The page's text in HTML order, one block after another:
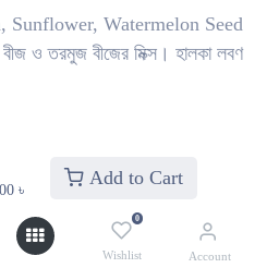
৳
Add to Cart
0
Wishlist Account
Sunflower, Watermelon Seed
ও তরমুজ বীজের মিক্স। হালকা লবণ